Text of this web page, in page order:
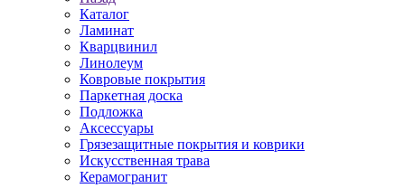
Каталог
Ламинат
Кварцвинил
Линолеум
Ковровые покрытия
Паркетная доска
Подложка
Аксессуары
Грязезащитные покрытия и коврики
Искусственная трава
Керамогранит